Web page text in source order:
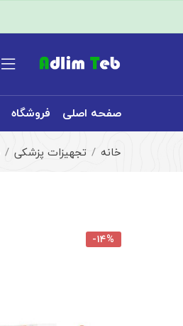
صفحه اصلی فروشگاه
خانه تجهیزات پزشکی
-۱۴%